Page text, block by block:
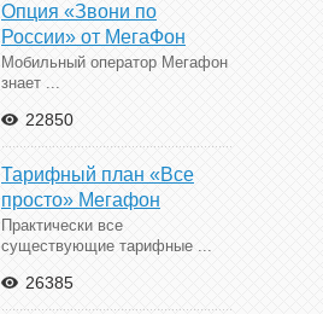
Опция «Звони по
России» от МегаФон
Мобильный оператор Мегафон
знает ...
22850
Тарифный план «Все
просто» Мегафон
Практически все
существующие тарифные ...
26385